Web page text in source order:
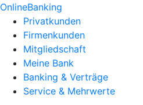
OnlineBanking
Privatkunden
Firmenkunden
Mitgliedschaft
Meine Bank
Banking & Verträge
Service & Mehrwerte